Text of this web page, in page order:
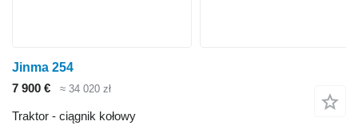
Jinma 254
7 900 €
≈ 34 020 zł
Traktor - ciągnik kołowy